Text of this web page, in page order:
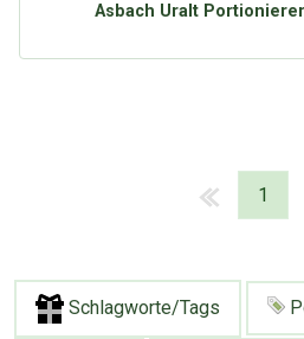
Asbach Uralt
1
Schlagworte/Tags